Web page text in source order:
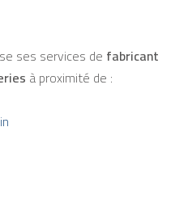
ses services de fabricant
à proximité de :